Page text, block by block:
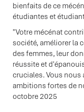
bienfaits de ce
étudiantes et
"Votre mécénat
société, améliorer la
des femmes, leur
réussite et
cruciales. Vous nous
ambitions fortes de
octobre 2025